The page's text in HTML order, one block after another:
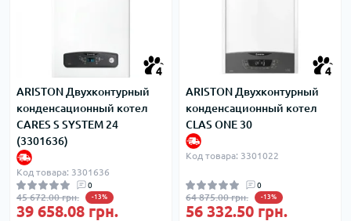
4
ARISTON Двухконтурный
конденсационный котел
CARES S SYSTEM 24
(3301636)
Код товара: 3301636
0
45 672.00 грн. -13%
39 658.08 грн.
4
ARISTON Двухконтурный
конденсационный котел
CLAS ONE 30
Код товара: 3301022
0
64 875.00 грн. -13%
56 332.50 грн.